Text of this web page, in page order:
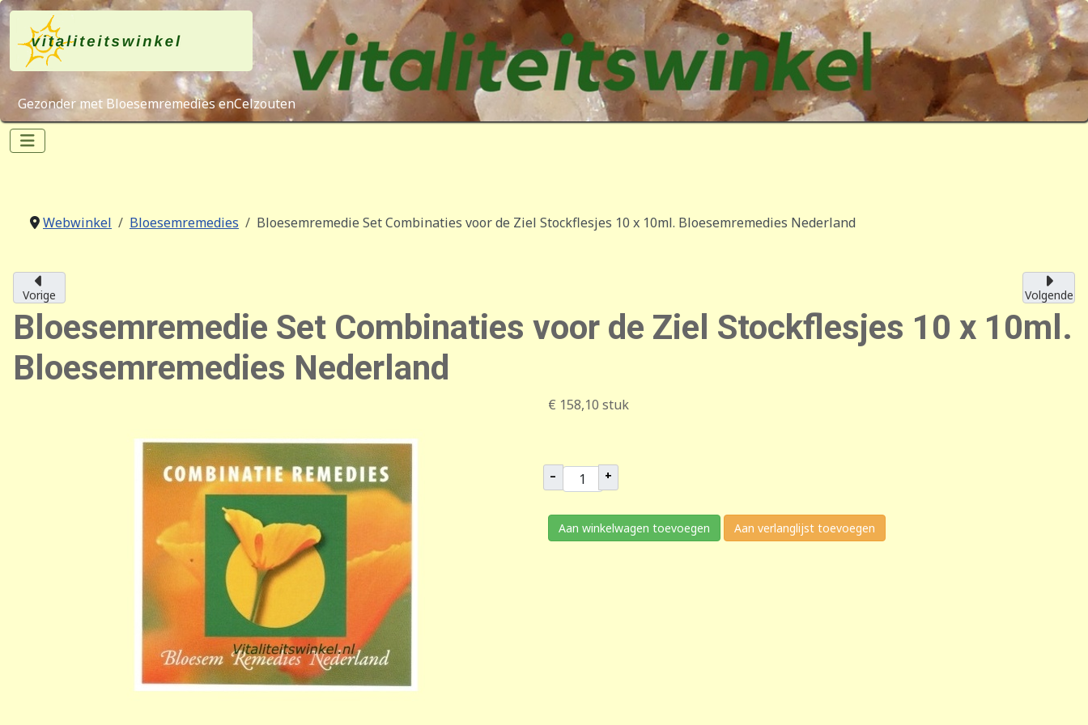
Gezonder met Bloesemremedies enCelzouten
Webwinkel Bloesemremedies Bloesemremedie Set Combinaties voor de Ziel Stockflesjes 10 x 10ml. Bloesemremedies Nederland
Vorige Volgende
Bloesemremedie Set Combinaties voor de Ziel Stockflesjes 10 x 10ml.
Bloesemremedies Nederland
€ 158,10 stuk
– +
Aan winkelwagen toevoegen Aan verlanglijst toevoegen